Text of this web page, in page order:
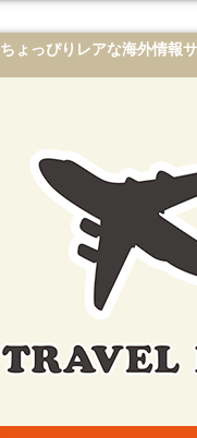
ちょっぴりレアな海外情